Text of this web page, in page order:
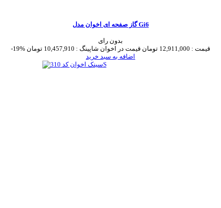
گاز صفحه ای اخوان مدل Gi6
بدون رای
-19%
قیمت : 12,911,000 تومان قیمت در اخوان شاپینگ : 10,457,910 تومان
اضافه به سبد خرید